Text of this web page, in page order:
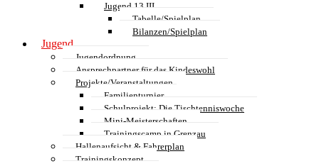
Jugend 13 III
Tabelle/Spielplan
Bilanzen/Spielplan
Jugend
Jugendordnung
Ansprechpartner für das Kindeswohl
Projekte/Veranstaltungen
Familienturnier
Schulprojekt: Die Tischtenniswoche
Mini-Meisterschaften
Trainingscamp in Grenzau
Hallenaufsicht & Fahrerplan
Trainingskonzept